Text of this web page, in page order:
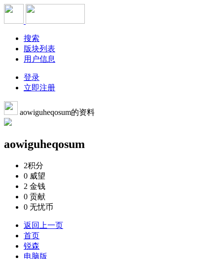
搜索
版块列表
用户信息
登录
立即注册
aowiguheqosum的资料
aowiguheqosum
2积分
0 威望
2 金钱
0 贡献
0 无忧币
返回上一页
首页
锐森
电脑版